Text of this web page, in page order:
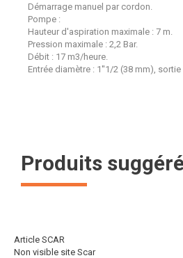
Démarrage manuel par cordon.
Pompe :
Hauteur d'aspiration maximale : 7 m.
Pression maximale : 2,2 Bar.
Débit : 17 m3/heure.
Entrée diamètre : 1''1/2 (38 mm),
Produits
Article SCAR
Non visible site Scar